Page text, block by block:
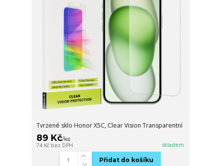
Tvrzené sklo Honor X5C, Clear Vision Transparentní
89 Kč/ks
74 Kč bez DPH skladem
Přidat do košíku